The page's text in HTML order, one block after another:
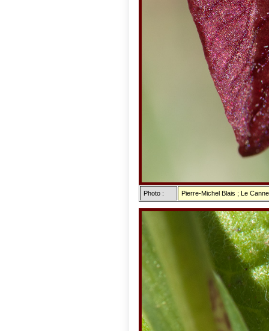
Photo : Pierre-Michel Blais ; Le